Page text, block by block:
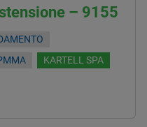
– 9155
KARTELL SPA